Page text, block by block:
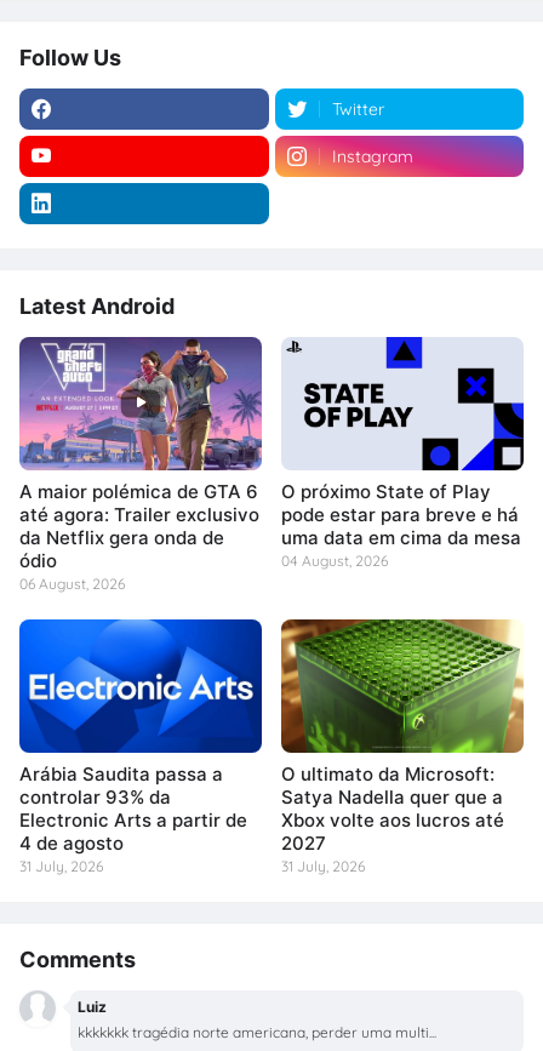
Follow Us
Twitter
Instagram
Latest Android
A maior polémica de GTA 6
até agora: Trailer exclusivo
da Netflix gera onda de
ódio
06 August, 2026
O próximo State of Play
pode estar para breve e há
uma data em cima da mesa
04 August, 2026
Arábia Saudita passa a
controlar 93% da
Electronic Arts a partir de
4 de agosto
31 July, 2026
O ultimato da Microsoft:
Satya Nadella quer que a
Xbox volte aos lucros até
2027
31 July, 2026
Comments
Luiz
kkkkkkk tragédia norte americana, perder uma multi...